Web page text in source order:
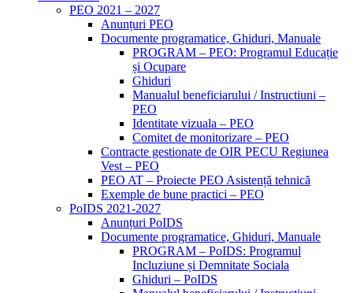
PEO 2021 – 2027
Anunțuri PEO
Documente programatice, Ghiduri, Manuale
PROGRAM – PEO: Programul Educație
și Ocupare
Ghiduri
Manualul beneficiarului / Instructiuni –
PEO
Identitate vizuala – PEO
Comitet de monitorizare – PEO
Contracte gestionate de OIR PECU Regiunea
Vest – PEO
PEO AT – Proiecte PEO Asistență tehnică
Exemple de bune practici – PEO
PoIDS 2021-2027
Anunțuri PoIDS
Documente programatice, Ghiduri, Manuale
PROGRAM – PoIDS: Programul
Incluziune și Demnitate Sociala
Ghiduri – PoIDS